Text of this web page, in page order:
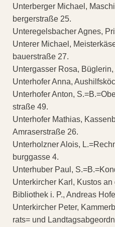
Unterberger Michael,
bergerstraße 25.
Unteregelsbacher Agnes,
Unterer Michael,
bauerstraße 27.
Untergasser Rosa,
Unterhofer Anna,
Unterhofer Anton,
straße 49.
Unterhofer Mathias,
Amraserstraße 26.
Unterholzner Alois,
burggasse 4.
Unterhuber Paul,
Unterkircher Karl, Kustos
Bibliothek i. P., Andreas
Unterkircher Peter,
rats= und